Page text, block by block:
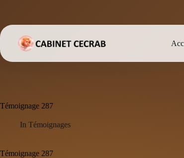
Témoignage 287
In Témoignages
Témoignage 287